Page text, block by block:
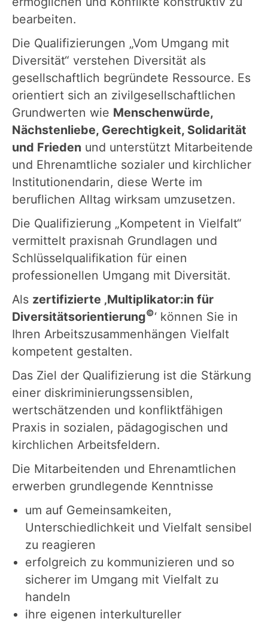
bearbeiten.
Die Qualifizierungen „Vom Umgang mit
Diversität“ verstehen Diversität als
gesellschaftlich begründete Ressource. Es
orientiert sich an zivilgesellschaftlichen
Grundwerten wie Menschenwürde,
Nächstenliebe, Gerechtigkeit, Solidarität
und Frieden und unterstützt Mitarbeitende
und Ehrenamtliche sozialer und kirchlicher
Institutionendarin, diese Werte im
beruflichen Alltag wirksam umzusetzen.
Die Qualifizierung „Kompetent in Vielfalt“
vermittelt praxisnah Grundlagen und
Schlüsselqualifikation für einen
professionellen Umgang mit Diversität.
Als zertifizierte ‚Multiplikator:in für
Diversitätsorientierung©‘ können Sie in
Ihren Arbeitszusammenhängen Vielfalt
kompetent gestalten.
Das Ziel der Qualifizierung ist die Stärkung
einer diskriminierungssensiblen,
wertschätzenden und konfliktfähigen
Praxis in sozialen, pädagogischen und
kirchlichen Arbeitsfeldern.
Die Mitarbeitenden und Ehrenamtlichen
erwerben grundlegende Kenntnisse
um auf Gemeinsamkeiten,
Unterschiedlichkeit und Vielfalt sensibel
zu reagieren
erfolgreich zu kommunizieren und so
sicherer im Umgang mit Vielfalt zu
handeln
ihre eigenen interkultureller